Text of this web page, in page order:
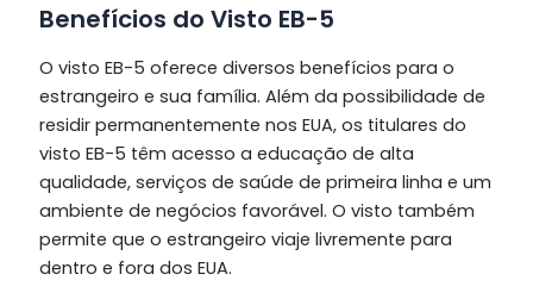
Benefícios do Visto EB-5
O visto EB-5 oferece diversos benefícios para o
estrangeiro e sua família. Além da possibilidade de
residir permanentemente nos EUA, os titulares do
visto EB-5 têm acesso a educação de alta
qualidade, serviços de saúde de primeira linha e um
ambiente de negócios favorável. O visto também
permite que o estrangeiro viaje livremente para
dentro e fora dos EUA.